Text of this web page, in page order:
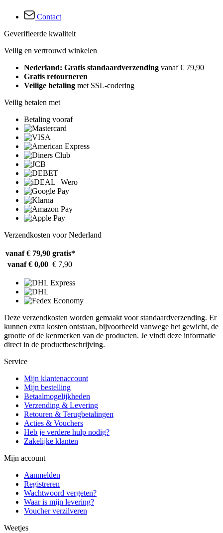
Contact
Geverifieerde kwaliteit
Veilig en vertrouwd winkelen
Nederland: Gratis standaardverzending vanaf € 79,90
Gratis retourneren
Veilige betaling met SSL-codering
Veilig betalen met
Betaling vooraf
Verzendkosten voor Nederland
vanaf € 79,90 gratis*
vanaf € 0,00 € 7,90
Deze verzendkosten worden gemaakt voor standaardverzending. Er
kunnen extra kosten ontstaan, bijvoorbeeld vanwege het gewicht, de
grootte of de kenmerken van de producten. Je vindt deze informatie
direct in de productbeschrijving.
Service
Mijn klantenaccount
Mijn bestelling
Betaalmogelijkheden
Verzending & Levering
Retouren & Terugbetalingen
Acties & Vouchers
Heb je verdere hulp nodig?
Zakelijke klanten
Mijn account
Aanmelden
Registreren
Wachtwoord vergeten?
Waar is mijn levering?
Voucher verzilveren
Weetjes